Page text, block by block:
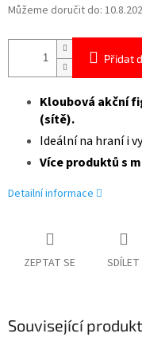
Můžeme doručit do:
Přidat
Kloubová akční
(sítě).
Ideální na hraní i
Více produktů s
Detailní informace
ZEPTAT SE SDÍLET
Související